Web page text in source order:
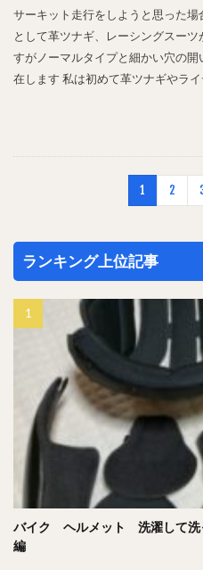
サーキット走行をしようと思った
として革ツナギ、レーシングスー
すがノーマルタイプと細かい穴の
在します 私は初めて革ツナギやラ
1 2
ランキング上位記事
バイク ヘルメット 洗濯して
編